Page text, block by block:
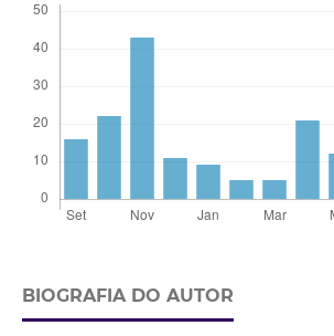
BIOGRAFIA DO AUTOR